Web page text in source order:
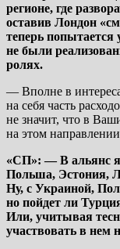
регионе, где
оставив Лондон
теперь попытается
не были
ролях.
— Вполне в
на себя часть
не значит, что в
на этом
«СП»: — В альянс
Польша, Эстония,
Ну, с Украиной,
но пойдет ли
Или, учитывая
участвовать в нем